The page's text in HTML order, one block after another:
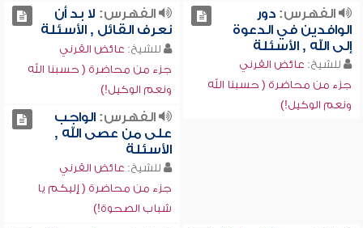
الفهرس:دور
الوافدين في الدعوة
إلى الله , الأسئلة
للشيخ: عائض القرني
جزء من محاضرة ( حسبنا الله
ونعم الوكيل!)
الفهرس: لا بد أن
نعرف القائل , الأسئلة
للشيخ: عائض القرني
جزء من محاضرة ( حسبنا الله
ونعم الوكيل!)
الفهرس:الواجب
على من عصى الله ,
الأسئلة
للشيخ: عائض القرني
جزء من محاضرة ( إليكم يا
شباب الصحوة!)